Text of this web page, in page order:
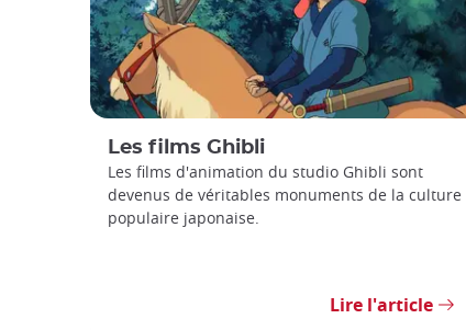
Les films Ghibli
Les films d'animation du studio Ghibli sont
devenus de véritables monuments de la culture
populaire japonaise.
Lire l'article